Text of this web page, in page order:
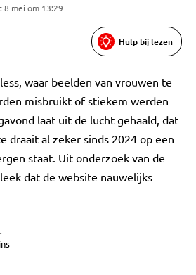
8 mei om 13:29
Hulp bij lezen
waar beelden van vrouwen te
misbruikt of stiekem werden
laat uit de lucht gehaald, dat
draait al zeker sinds 2024 op een
staat. Uit onderzoek van de
dat de website nauwelijks